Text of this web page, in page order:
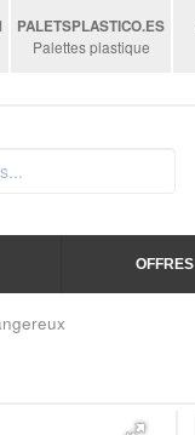
PALETSPLASTICO.ES
Palettes plastique
OFFRES